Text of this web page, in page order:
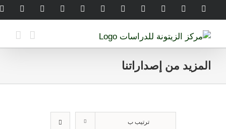
to
content
Facebook
Instagram
YouTube
Tiktok
Threads
LinkedIn
SoundCloud
WhatsApp
المزيد من إصداراتنا
ترتيب ب